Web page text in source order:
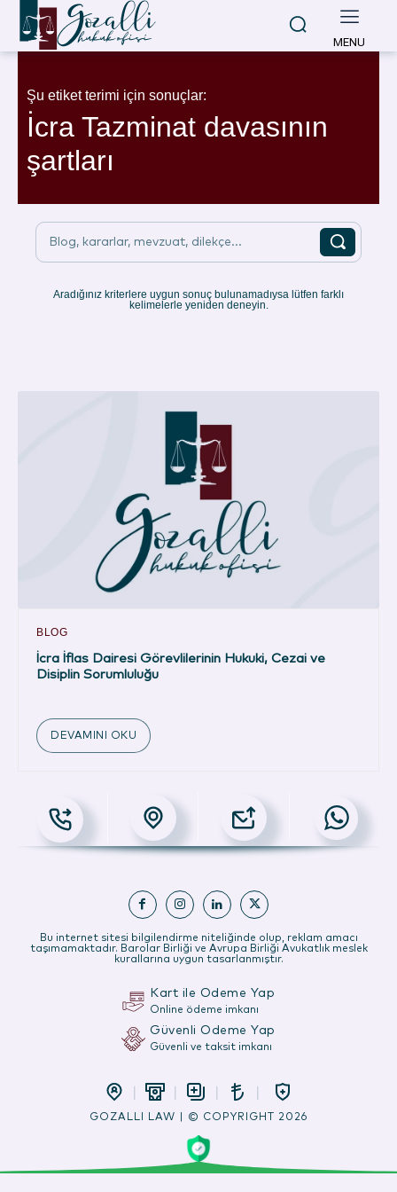
MENU
Şu etiket terimi için sonuçlar:
İcra Tazminat davasının
şartları
Blog, kararlar, mevzuat, dilekçe...
Aradığınız kriterlere uygun sonuç bulunamadıysa lütfen farklı
kelimelerle yeniden deneyin.
BLOG
İcra İflas Dairesi Görevlilerinin Hukuki, Cezai ve
Disiplin Sorumluluğu
DEVAMINI OKU
Bu internet sitesi bilgilendirme niteliğinde olup, reklam amacı
taşımamaktadır. Barolar Birliği ve Avrupa Birliği Avukatlık meslek
kurallarına uygun tasarlanmıştır.
Kart ile Ödeme Yap
Online ödeme imkanı
Güvenli Ödeme Yap
Güvenli ve taksit imkanı
GOZALLI LAW | © COPYRIGHT 2026